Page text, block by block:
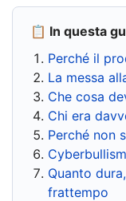
📋 In questa
Perché il
La messa
Che cosa
Chi era
Perché non
Quanto
frattempo